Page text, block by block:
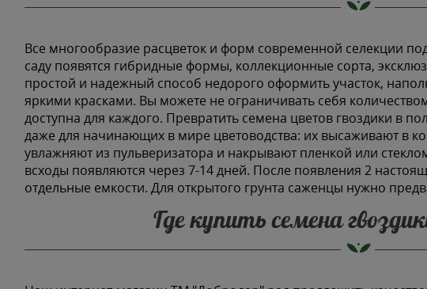
Все многообразие расцветок и форм современной селекции
саду появятся гибридные формы, коллекционные сорта,
простой и надежный способ недорого оформить участок,
яркими красками. Вы можете не ограничивать себя
доступна для каждого. Превратить семена цветов гвоздики в
даже для начинающих в мире цветоводства: их высаживают в
увлажняют из пульверизатора и накрывают пленкой или
всходы появляются через 7-14 дней. После появления 2
отдельные емкости. Для открытого грунта саженцы нужно
Где купить семена